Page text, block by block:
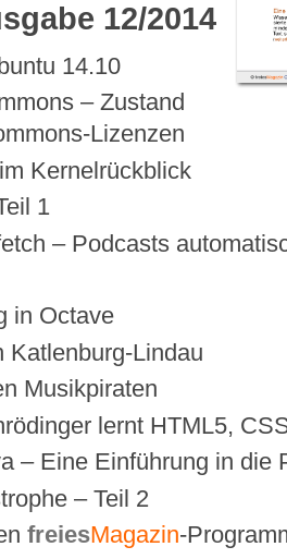
12/2014
14.10
– Zustand
Lizenzen
Kernelrückblick
1
– Podcasts
in Octave
Katlenburg-Lindau
Musikpiraten
lernt HTML5,
– Eine Einführung in die
– Teil 2
freiesMagazin-